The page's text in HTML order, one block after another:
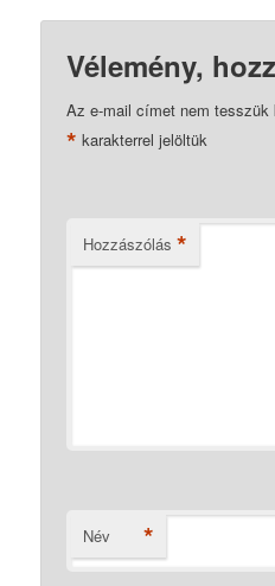
Vélemény,
Az e-mail címet nem tesszük
* karakterrel jelöltük
Hozzászólás *
Név *